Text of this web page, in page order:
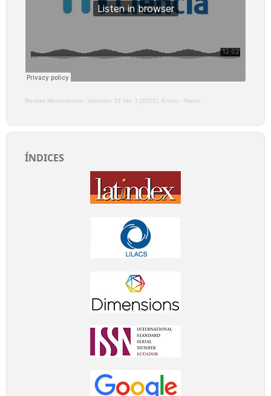
Revista Metrociencia · Volumen 33 Nro 3 (2025), Enero - Marzo
ÍNDICES